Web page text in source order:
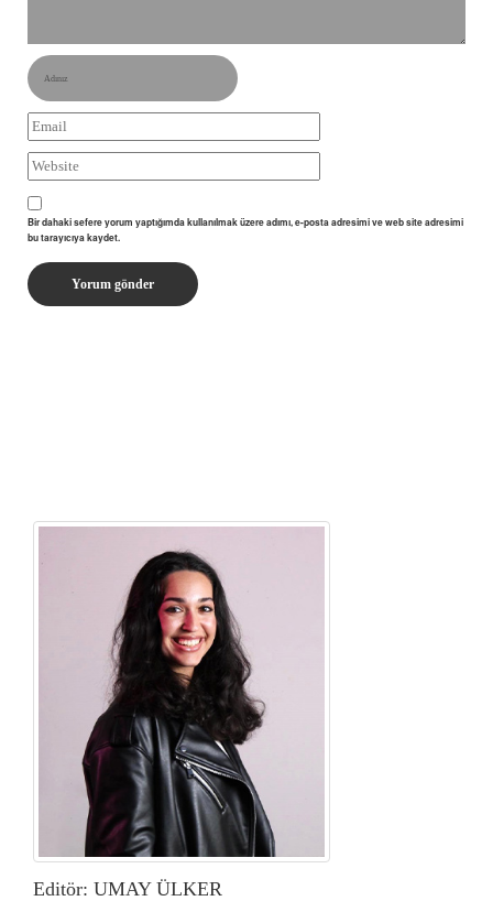
Bir dahaki sefere yorum yaptığımda kullanılmak üzere adımı, e-posta adresimi ve web site adresimi
bu tarayıcıya kaydet.
Editör: UMAY ÜLKER